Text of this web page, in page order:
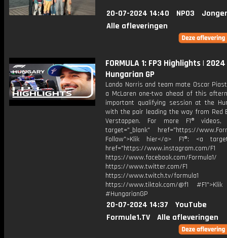
20-07-2024 14:40 NPO3
Alle afleveringen
FORMULA 1: FP3 Highlights | 2024
Hungarian GP
Lando Norris and team mate Oscar
a McLaren one-two ahead of this
important qualifying session at the
with the pair leading the way from Red
Verstappen. For more F1®
target="_blank" href="https://
Follow">Klik hier</a> F1®: <a
href="https://www.instagram.com/F1
https://www.facebook.com/Formula1/
https://www.twitter.com/F1
https://www.twitch.tv/formula1
https://www.tiktok.com/@f1
#HungarianGP
20-07-2024 14:37
YouTube
Formule1.TV
Alle afleveringen